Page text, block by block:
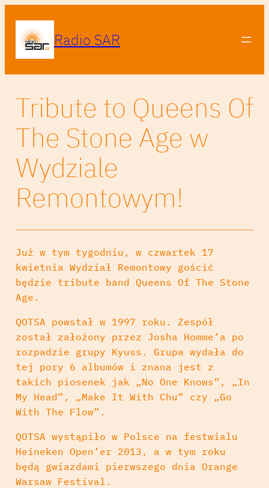
Radio SAR
Tribute to Queens Of
The Stone Age w
Wydziale
Remontowym!
Już w tym tygodniu, w czwartek 17
kwietnia Wydział Remontowy gościć
będzie tribute band Queens Of The Stone
Age.
QOTSA powstał w 1997 roku. Zespół
został założony przez Josha Homme’a po
rozpadzie grupy Kyuss. Grupa wydała do
tej pory 6 albumów i znana jest z
takich piosenek jak „No One Knows”, „In
My Head”, „Make It With Chu” czy „Go
With The Flow”.
QOTSA wystąpiło w Polsce na festwialu
Heineken Open’er 2013, a w tym roku
będą gwiazdami pierwszego dnia Orange
Warsaw Festival.